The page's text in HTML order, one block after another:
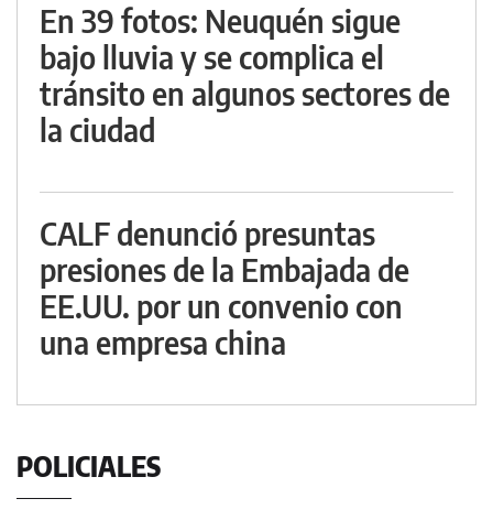
En 39 fotos: Neuquén sigue
bajo lluvia y se complica el
tránsito en algunos sectores de
la ciudad
CALF denunció presuntas
presiones de la Embajada de
EE.UU. por un convenio con
una empresa china
POLICIALES